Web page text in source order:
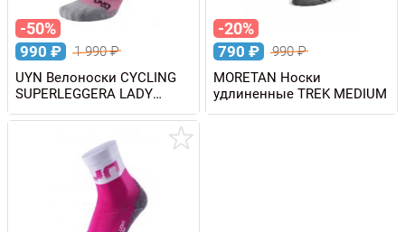
-50%
990 ₽ 1 990₽
UYN Велоноски CYCLING
SUPERLEGGERA LADY
женские
-20%
790 ₽ 990₽
MORETAN Носки
удлиненные TREK MEDIUM